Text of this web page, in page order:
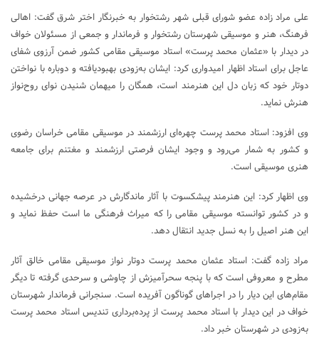
علی مراد زاده عضو شورای قبلی شهر رشتخوار به خبرنگار اختر شرق گفت: اهالی
فرهنگ، هنر و موسیقی شهرستان رشتخوار و فرماندار و جمعی از مسئولان خواف
در دیدار با «عثمان محمد پرست» استاد موسیقی مقامی کشور ضمن آرزوی شفای
عاجل برای استاد اظهار امیدواری کرد: ایشان به‌زودی بهبودیافته و دوباره با نواختن
دوتار خود که زبان دل این هنرمند است، همگان را میهمان شنیدن نوای روح‌نواز
هنرش نماید.
وی افزود: استاد محمد پرست چهره‌ای ارزشمند در موسیقی مقامی خراسان رضوی
و کشور به شمار می‌رود و وجود ایشان فرصتی ارزشمند و مغتنم برای جامعه
هنری موسیقی است.
وی اظهار کرد: این هنرمند پیشکسوت با آثار ماندگارش در عرصه جهانی درخشیده
و در کشور توانسته موسیقی مقامی را که میراث فرهنگی ما است حفظ نماید و
این هنر اصیل را به نسل جدید انتقال دهد.
مراد زاده گفت: استاد عثمان محمد پرست دوتار نواز موسیقی مقامی خالق آثار
مطرح و معروفی است که با پنجه سحرآمیزش از چاوشی و سرحدی گرفته تا دیگر
مقام‌های این دیار را در اجرا‌های گوناگون آفریده است. سنجرانی فرماندار شهرستان
خواف در این دیدار با استاد محمد پرست از پرده‌برداری تندیس استاد محمد پرست
به‌زودی در شهرستان خبر داد.